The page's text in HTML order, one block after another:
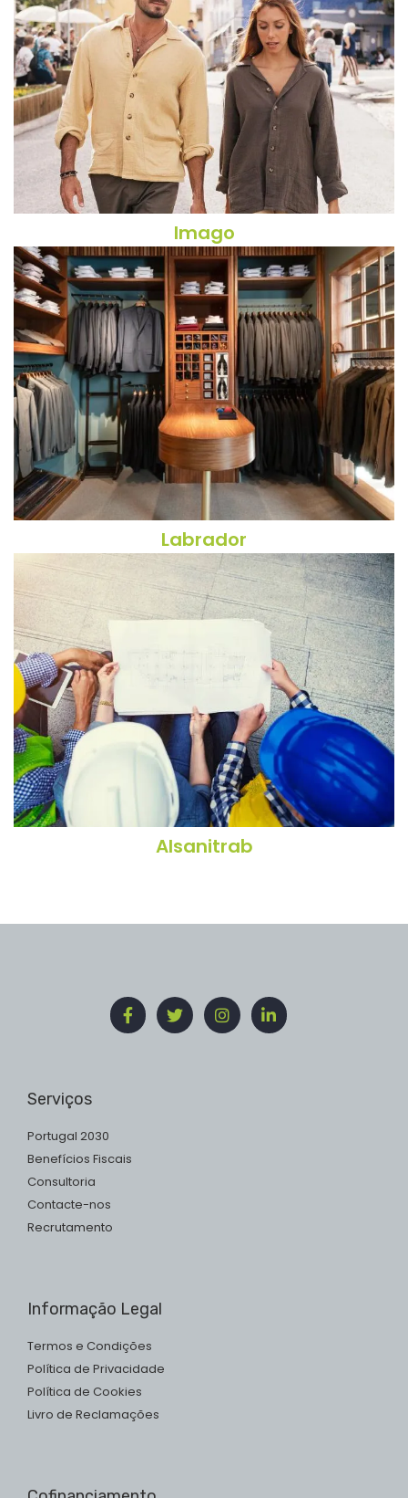
Imago
Labrador
Alsanitrab
Serviços
Portugal 2030
Benefícios Fiscais
Consultoria
Contacte-nos
Recrutamento
Informação Legal
Termos e Condições
Política de Privacidade
Política de Cookies
Livro de Reclamações